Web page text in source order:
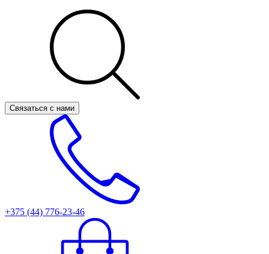
Связаться с нами
+375 (44) 776-23-46